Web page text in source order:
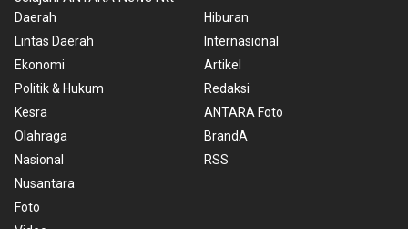
Daerah
Lintas Daerah
Ekonomi
Politik & Hukum
Kesra
Olahraga
Nasional
Nusantara
Foto
Hiburan
Internasional
Artikel
Redaksi
ANTARA Foto
BrandA
RSS